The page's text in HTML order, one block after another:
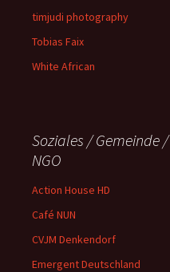
timjudi photography
Tobias Faix
White African
Soziales / Gemeinde /
NGO
Action House HD
Café NUN
CVJM Denkendorf
Emergent Deutschland